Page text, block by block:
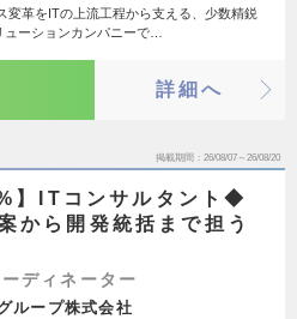
変革をITの上流工程から支える、少数精鋭
ューションカンパニーで…
詳細へ
掲載期間 26/08/07～26/08/20
】ITコンサルタント◆
から開発統括まで担う
ディネーター
ループ株式会社